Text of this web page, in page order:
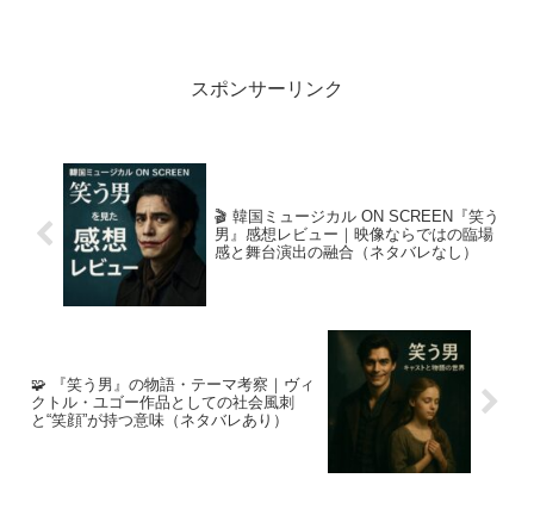
スポンサーリンク
🎬 韓国ミュージカル ON SCREEN『笑う
男』感想レビュー｜映像ならではの臨場
感と舞台演出の融合（ネタバレなし）
🧩 『笑う男』の物語・テーマ考察｜ヴィ
クトル・ユゴー作品としての社会風刺
と“笑顔”が持つ意味（ネタバレあり）